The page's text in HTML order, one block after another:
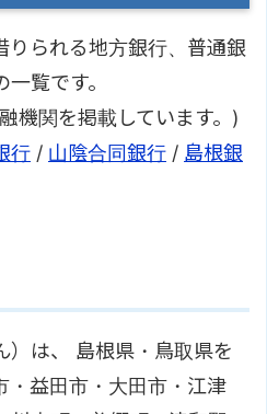
りられる地方銀行、普通銀
覧です。
機関を掲載しています。)
行 / 山陰合同銀行 / 島根銀
）は、 島根県・鳥取県を
・益田市・大田市・江津